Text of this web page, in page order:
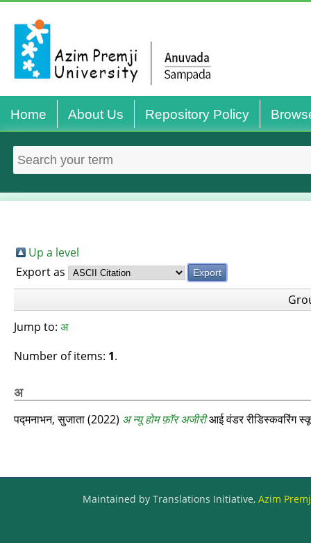
Home About Us Repository Policy
Up a level
Export as
Jump to: अ
Number of items: 1.
अ
पद्मनाभन, सुजाता(2022) अ न्यू होम फ़ॉर अजीरीआई वंडर रीडिस्‍कवरिंग
Maintained by Translations Initiative, Azim